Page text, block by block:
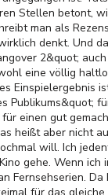
Stellen betont,
man als
denkt. Und
2&quot;
eine völlig
Einspielergebnis
Publikums&quot;
einen gut
heißt aber nicht
will. Ich
gehe. Wenn ich
Fernsehserien. Da